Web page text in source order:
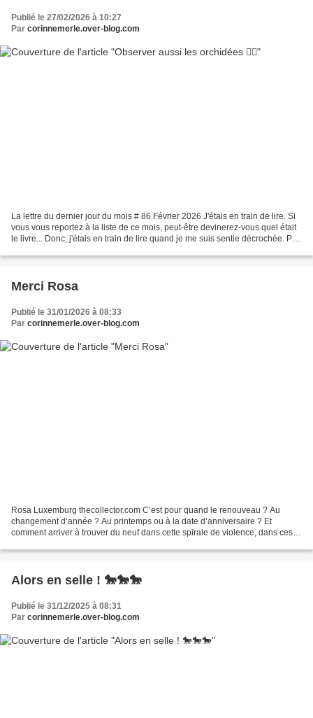
Publié le 27/02/2026 à 10:27
Par corinnemerle.over-blog.com
La lettre du dernier jour du mois # 86 Février 2026 J'étais en train de lire. Si
vous vous reportez à la liste de ce mois, peut-être devinerez-vous quel était
le livre... Donc, j'étais en train de lire quand je me suis sentie décrochée. Pas
Merci Rosa
Publié le 31/01/2026 à 08:33
Par corinnemerle.over-blog.com
Rosa Luxemburg thecollector.com C’est pour quand le renouveau ? Au
changement d’année ? Au printemps ou à la date d’anniversaire ? Et
comment arriver à trouver du neuf dans cette spirale de violence, dans ces
Alors en selle ! 🐎🐎🐎
Publié le 31/12/2025 à 08:31
Par corinnemerle.over-blog.com